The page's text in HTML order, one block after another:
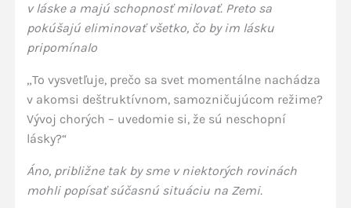
v láske a majú schopnosť milovať. Preto sa
pokúšajú eliminovať všetko, čo by im lásku
pripomínalo
„To vysvetľuje, prečo sa svet momentálne nachádza
v akomsi deštruktívnom, samozničujúcom režime?
Vývoj chorých – uvedomie si, že sú neschopní
lásky?“
Áno, približne tak by sme v niektorých rovinách
mohli popísať súčasnú situáciu na Zemi.